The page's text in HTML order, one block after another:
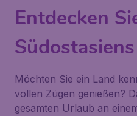
Entdecken
Südostasiens
Möchten Sie ein Land
vollen Zügen genießen?
gesamten Urlaub an